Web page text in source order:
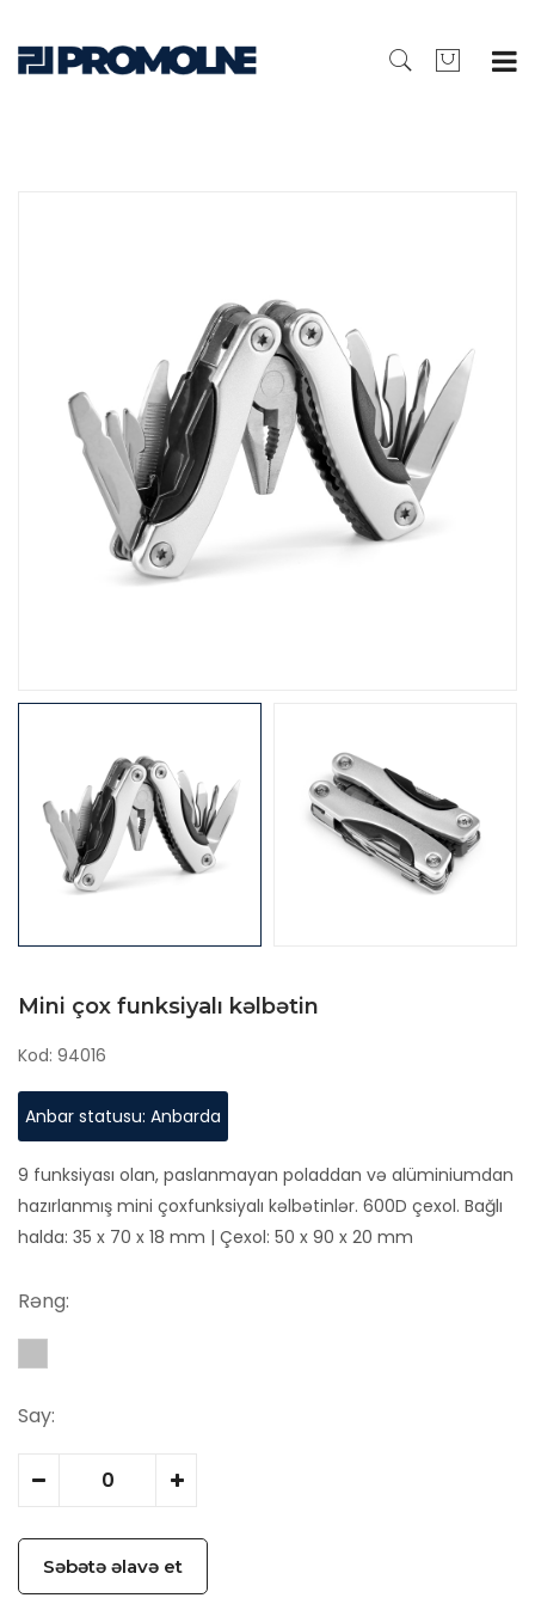
Mini çox funksiyalı kəlbətin
Kod: 94016
Anbar statusu: Anbarda
9 funksiyası olan, paslanmayan poladdan və alüminiumdan
hazırlanmış mini çoxfunksiyalı kəlbətinlər. 600D çexol. Bağlı
halda: 35 x 70 x 18 mm | Çexol: 50 x 90 x 20 mm
Rəng:
Say:
Səbətə əlavə et